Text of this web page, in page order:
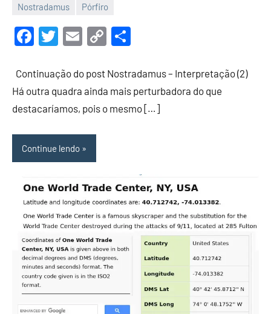
Nostradamus Pórfiro
de
julho
2022
GarrettFacebook
Twitter
EmailCopy
Continuação do post Nostradamus – Interpretação (2)
Há outra quadra ainda mais perturbadora do que
destacaríamos, pois o mesmo […]
Continue lendo